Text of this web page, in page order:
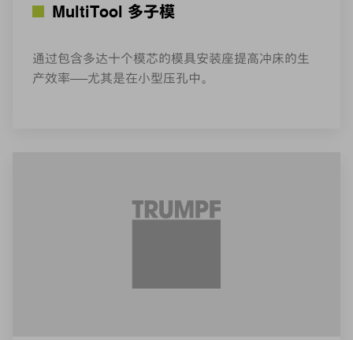
MultiTool 多子模
通过包含多达十个模芯的模具安装座提高冲床的生
产效率——尤其是在小型压孔中。